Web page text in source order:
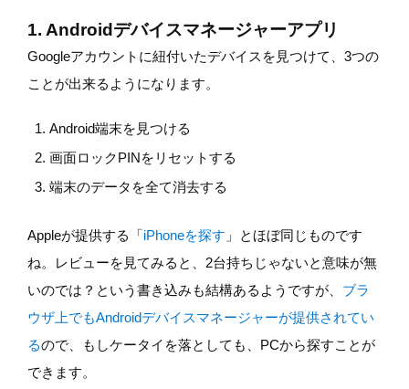
1. Androidデバイスマネージャーアプリ
Googleアカウントに紐付いたデバイスを見つけて、3つの
ことが出来るようになります。
Android端末を見つける
画面ロックPINをリセットする
端末のデータを全て消去する
Appleが提供する「 iPhoneを探す 」とほぼ同じものです
ね。レビューを見てみると、2台持ちじゃないと意味が無
いのでは？という書き込みも結構あるようですが、 ブラ
ウザ上でもAndroidデバイスマネージャーが提供されてい
るので、もしケータイを落としても、PCから探すことが
できます。